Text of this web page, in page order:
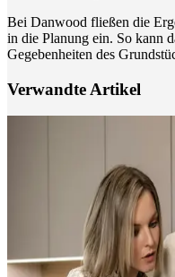
Bei Danwood fließen die
in die Planung ein. So kann
Gegebenheiten des
Verwandte Artikel